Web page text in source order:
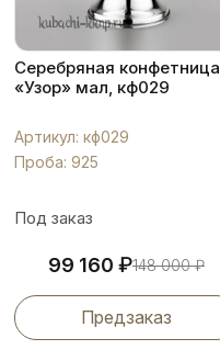
Серебряная конфетница
«Узор» мал, кф029
Артикул: кф029
Проба: 925
Под заказ
99 160 ₽148 000₽
Предзаказ